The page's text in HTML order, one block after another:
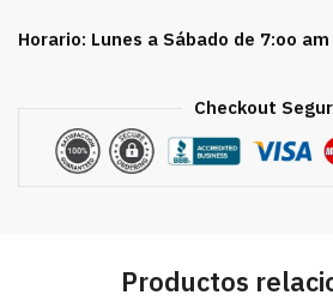
Horario: Lunes a Sábado de 7:oo
Checkout
Productos